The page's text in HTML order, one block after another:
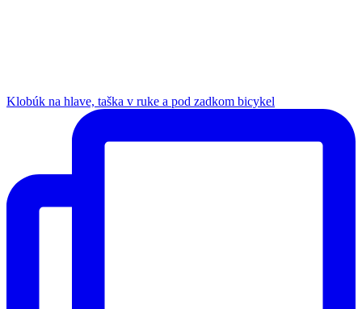
Klobúk na hlave, taška v ruke a pod zadkom bicykel